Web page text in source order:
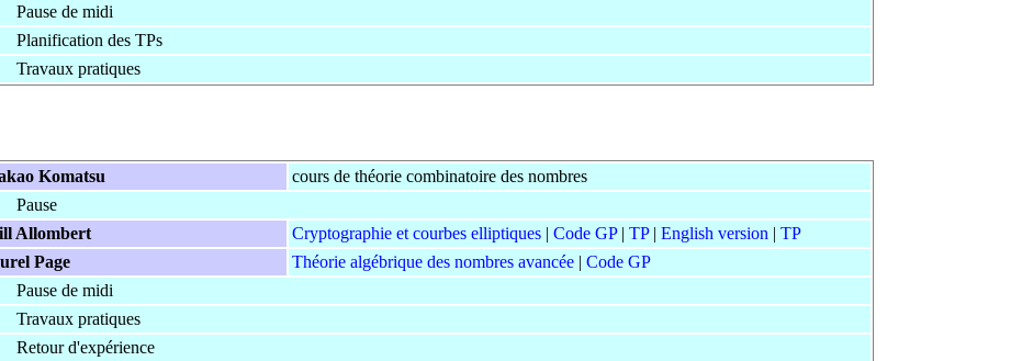
Pause de midi
Planification des TPs
Travaux pratiques
Komatsu
cours de théorie combinatoire des nombres
Pause
Allombert Cryptographie et courbes elliptiques |Code GP|TP|English version |TP
Page Théorie algébrique des nombres avancée |Code GP
Pause de midi
Travaux pratiques
Retour d'expérience